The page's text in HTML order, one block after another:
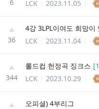
6
LCK
2023.11.05
36
4강 3LPL이여도 희망이
LCK
2023.11.04
344
롤드컵 헌정곡 징크스 [
LCK
2023.10.29
오피셜) 4부리그